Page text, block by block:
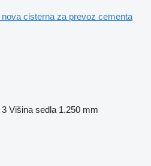
nova cisterna za prevoz cementa
3 Višina sedla 1.250 mm